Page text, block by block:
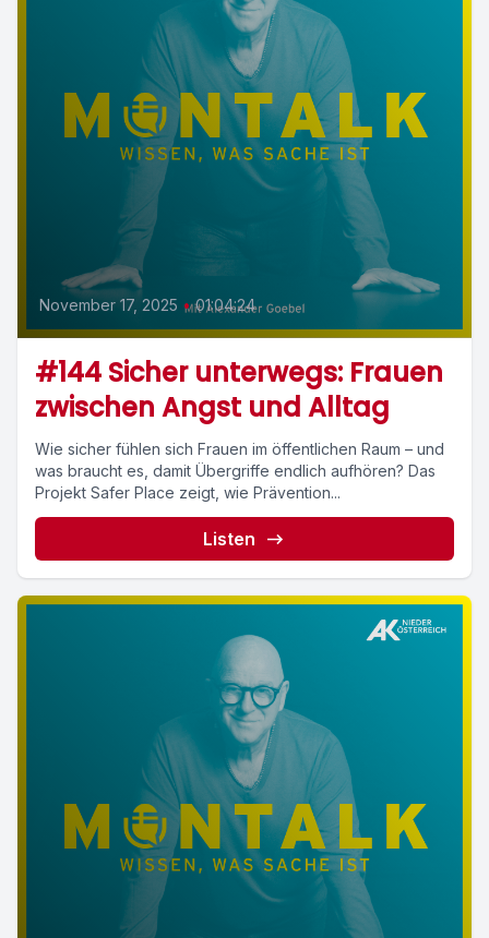
November 17, 2025 • 01:04:24
#144 Sicher unterwegs: Frauen
zwischen Angst und Alltag
Wie sicher fühlen sich Frauen im öffentlichen Raum – und
was braucht es, damit Übergriffe endlich aufhören? Das
Projekt Safer Place zeigt, wie Prävention...
Listen